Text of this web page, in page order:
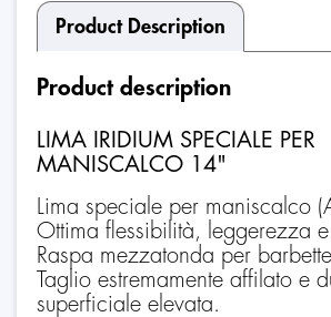
Product Description
Product description
LIMA IRIDIUM SPECIALE PER
MANISCALCO 14"
Lima speciale per maniscalco
Ottima flessibilità, leggerezza
Raspa mezzatonda per
Taglio estremamente affilato e
superficiale elevata.